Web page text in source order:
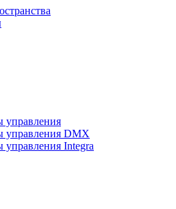
управления
управления DMX
управления Integra